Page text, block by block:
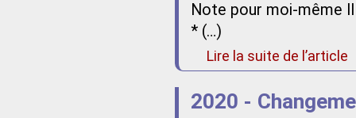
Note pour moi-même
* (…)
Lire la suite de l’article
2020 -